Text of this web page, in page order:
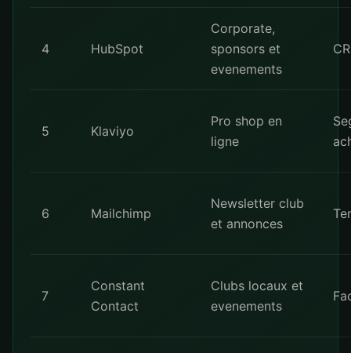
4 HubSpot
Corporate,
sponsors et
evenements
5 Klaviyo
Pro shop en
ligne
6 Mailchimp
Newsletter club
et annonces
7
Constant
Contact
Clubs locaux et
evenements